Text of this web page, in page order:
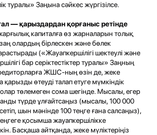
туралы» Заңына сәйкес жүргізілсе.
— қарыздардан қорғаныс ретінде
капиталға өз жарналарын толық
олардың бірлескен және бөлек
(«Жауапкершілігі шектеулі және
бар серіктестіктер туралы» Заңның
ЖШС-ның өзін де, жеке
өтеуді талап етуге мүмкіндік
олар төлемеген сома шегінде. Мысалы, егер
түрде ұлғайтсаңыз (мысалы, 100 000
шын мәнінде 100 теңге ғана салсаңыз),
қосымша жауапкершілікке
Басқаша айтқанда, жеке мүліктеріңіз